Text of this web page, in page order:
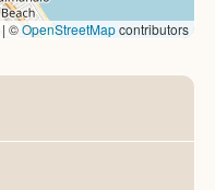
| ©OpenStreetMapcontributors